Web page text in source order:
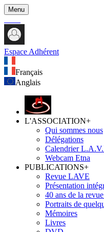
Menu
Espace Adhérent
Français
Anglais
L'ASSOCIATION+
Qui sommes nous
Délégations
Calendrier
Webcam Etna
PUBLICATIONS+
Revue LAVE
Présentation
40 ans de la
Portraits de
Mémoires
Livres